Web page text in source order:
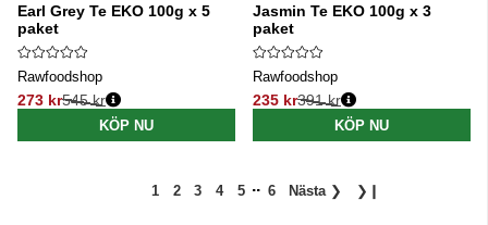
Earl Grey Te EKO 100g x 5
paket
Rawfoodshop
273 kr
Ordinarie pris:
545 kr
KÖP NU
Jasmin Te EKO 100g x 3
paket
Rawfoodshop
235 kr
Ordinarie pris:
391 kr
KÖP NU
1 2 3 4 5 .. 6 Nästa ❯ ❯❙